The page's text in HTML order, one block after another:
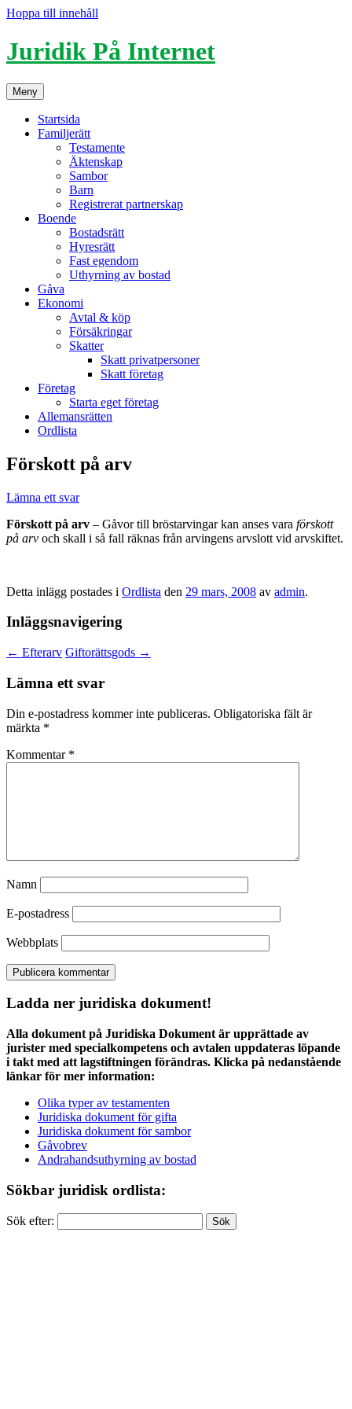
Hoppa till innehåll
Juridik På Internet
Meny
Startsida
Familjerätt
Testamente
Äktenskap
Sambor
Barn
Registrerat partnerskap
Boende
Bostadsrätt
Hyresrätt
Fast egendom
Uthyrning av bostad
Gåva
Ekonomi
Avtal & köp
Försäkringar
Skatter
Skatt privatpersoner
Skatt företag
Företag
Starta eget företag
Allemansrätten
Ordlista
Förskott på arv
Lämna ett svar
Förskott på arv – Gåvor till bröstarvingar kan anses vara förskott
på arv och skall i så fall räknas från arvingens arvslott vid arvskiftet.
Detta inlägg postades i Ordlista den 29 mars, 2008 av admin.
Inläggsnavigering
← Efterarv Giftorättsgods →
Lämna ett svar
Din e-postadress kommer inte publiceras. Obligatoriska fält är
märkta *
Kommentar *
Namn
E-postadress
Webbplats
Ladda ner juridiska dokument!
Alla dokument på Juridiska Dokument är upprättade av
jurister med specialkompetens och avtalen uppdateras löpande
i takt med att lagstiftningen förändras. Klicka på nedanstående
länkar för mer information:
Olika typer av testamenten
Juridiska dokument för gifta
Juridiska dokument för sambor
Gåvobrev
Andrahandsuthyrning av bostad
Sökbar juridisk ordlista:
Sök efter: